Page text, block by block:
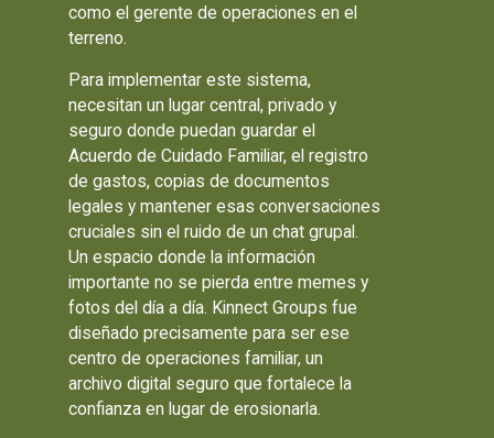
como el gerente de operaciones en el
terreno.
Para implementar este sistema,
necesitan un lugar central, privado y
seguro donde puedan guardar el
Acuerdo de Cuidado Familiar, el registro
de gastos, copias de documentos
legales y mantener esas conversaciones
cruciales sin el ruido de un chat grupal.
Un espacio donde la información
importante no se pierda entre memes y
fotos del día a día. Kinnect Groups fue
diseñado precisamente para ser ese
centro de operaciones familiar, un
archivo digital seguro que fortalece la
confianza en lugar de erosionarla.